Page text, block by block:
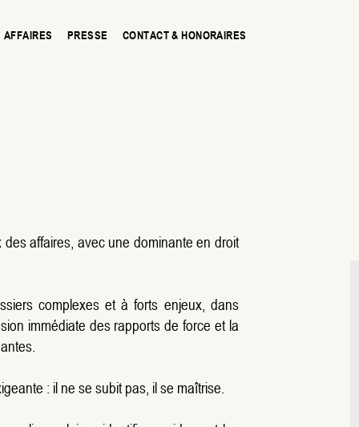
AFFAIRES PRESSE CONTACT & HONORAIRES
affaires, avec une dominante en droit
complexes et à forts enjeux, dans
immédiate des rapports de force et la
: il ne se subit pas, il se maîtrise.